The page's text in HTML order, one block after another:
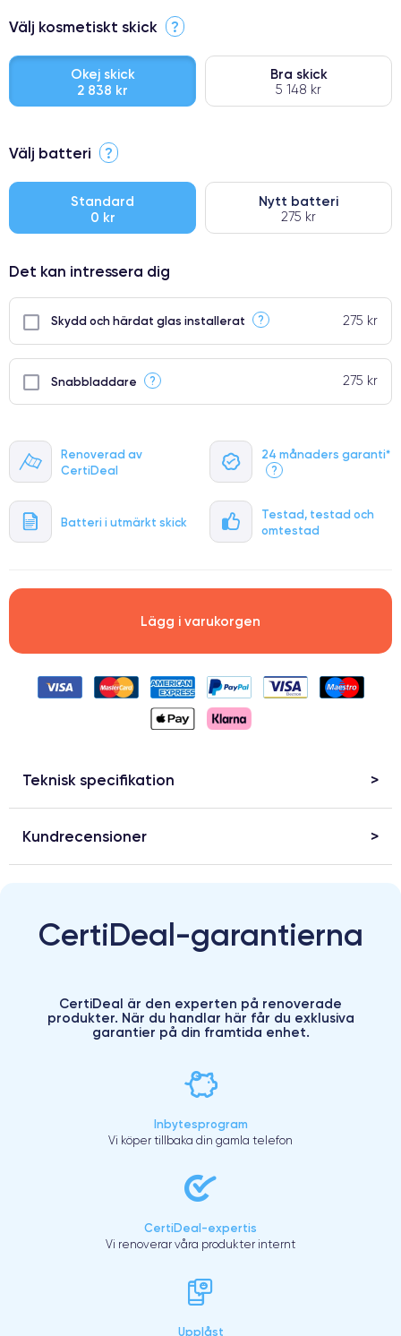
Renoverad av
CertiDeal
24 månaders garanti*
?
Batteri i utmärkt skick
Testad, testad och
omtestad
Välj kosmetiskt skick ?
Okej skick
2 838 kr
Bra skick
5 148 kr
⭐ Premium
● Oklanderlig kvalitetsskärm
● Endast 5% av våra telefoner har premiumklassning
Välj batteri ?
Standard
0 kr
Nytt batteri
275 kr
Det kan intressera dig
Skydd och härdat glas installerat ? 275 kr
Snabbladdare ? 275 kr
Lägg i varukorgen
Teknisk specifikation
Kundrecensioner
CertiDeal-garantierna
CertiDeal är den experten på renoverade
produkter. När du handlar här får du exklusiva
garantier på din framtida enhet.
Inbytesprogram
Vi köper tillbaka din gamla telefon
CertiDeal-expertis
Vi renoverar våra produkter internt
Upplåst